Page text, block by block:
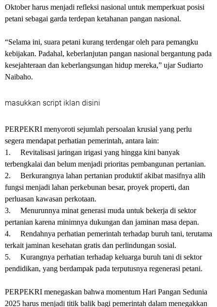
Oktober harus menjadi refleksi nasional untuk memperkuat posisi
petani sebagai garda terdepan ketahanan pangan nasional.
“Selama ini, suara petani kurang terdengar oleh para pemangku
kebijakan. Padahal, keberlanjutan pangan nasional bergantung pada
kesejahteraan dan keberlangsungan hidup mereka,” ujar Sudiarto
Naibaho.
masukkan script iklan disini
PERPEKRI menyoroti sejumlah persoalan krusial yang perlu
segera mendapat perhatian pemerintah, antara lain:
1.
Revitalisasi jaringan irigasi yang hingga kini banyak
terbengkalai dan belum menjadi prioritas pembangunan pertanian.
2.
Berkurangnya lahan pertanian produktif akibat masifnya alih
fungsi menjadi lahan perkebunan besar, proyek properti, dan
perluasan kawasan perkotaan.
3.
Menurunnya minat generasi muda untuk bekerja di sektor
pertanian karena minimnya dukungan dan jaminan masa depan.
4.
Rendahnya perhatian pemerintah terhadap buruh tani, terutama
terkait jaminan kesehatan gratis dan perlindungan sosial.
5.
Kurangnya perhatian terhadap keluarga buruh tani di sektor
pendidikan, yang berdampak pada terputusnya regenerasi petani.
PERPEKRI menegaskan bahwa momentum Hari Pangan Sedunia
2025 harus menjadi titik balik bagi pemerintah dalam menegakkan